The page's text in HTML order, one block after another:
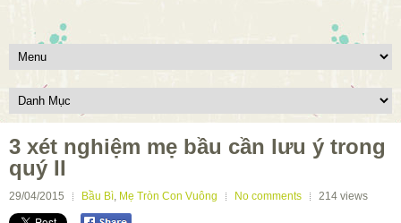
3 xét nghiệm mẹ bầu cần lưu ý trong
quý II
29/04/2015 Bầu Bì, Mẹ Tròn Con Vuông No comments 214 views